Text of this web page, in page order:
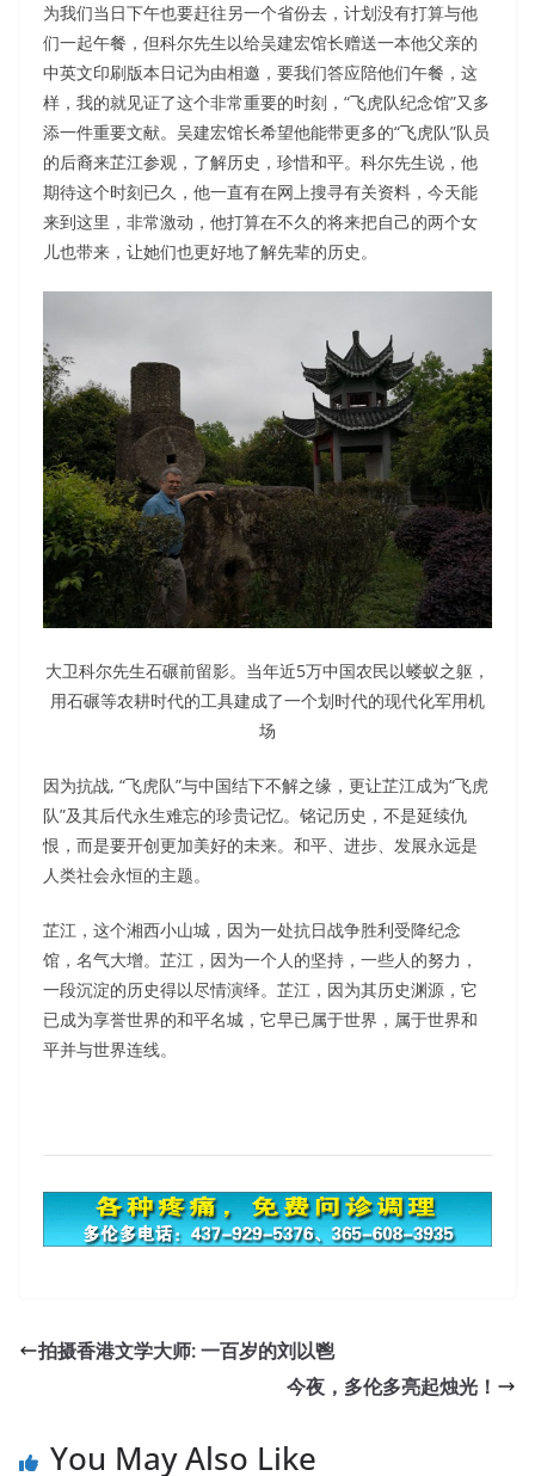
为我们当日下午也要赶往另一个省份去，计划没有打算与他
们一起午餐，但科尔先生以给吴建宏馆长赠送一本他父亲的
中英文印刷版本日记为由相邀，要我们答应陪他们午餐，这
样，我的就见证了这个非常重要的时刻，“飞虎队纪念馆”又多
添一件重要文献。吴建宏馆长希望他能带更多的“飞虎队”队员
的后裔来芷江参观，了解历史，珍惜和平。科尔先生说，他
期待这个时刻已久，他一直有在网上搜寻有关资料，今天能
来到这里，非常激动，他打算在不久的将来把自己的两个女
儿也带来，让她们也更好地了解先辈的历史。
大卫科尔先生石碾前留影。当年近5万中国农民以蝼蚁之躯，
用石碾等农耕时代的工具建成了一个划时代的现代化军用机
场
因为抗战, “飞虎队”与中国结下不解之缘，更让芷江成为“飞虎
队”及其后代永生难忘的珍贵记忆。铭记历史，不是延续仇
恨，而是要开创更加美好的未来。和平、进步、发展永远是
人类社会永恒的主题。
芷江，这个湘西小山城，因为一处抗日战争胜利受降纪念
馆，名气大增。芷江，因为一个人的坚持，一些人的努力，
一段沉淀的历史得以尽情演绎。芷江，因为其历史渊源，它
已成为享誉世界的和平名城，它早已属于世界，属于世界和
平并与世界连线。
拍摄香港文学大师: 一百岁的刘以鬯
今夜，多伦多亮起烛光！
You May Also Like